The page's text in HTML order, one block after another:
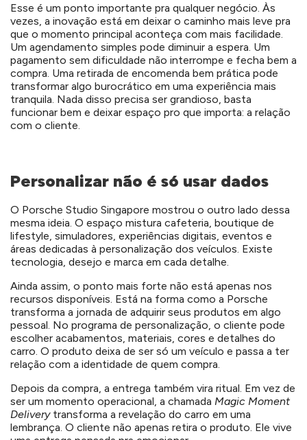
Esse é um ponto importante pra qualquer negócio. Às
vezes, a inovação está em deixar o caminho mais leve pra
que o momento principal aconteça com mais facilidade.
Um agendamento simples pode diminuir a espera. Um
pagamento sem dificuldade não interrompe e fecha bem a
compra. Uma retirada de encomenda bem prática pode
transformar algo burocrático em uma experiência mais
tranquila. Nada disso precisa ser grandioso, basta
funcionar bem e deixar espaço pro que importa: a relação
com o cliente.
Personalizar não é só usar dados
O Porsche Studio Singapore mostrou o outro lado dessa
mesma ideia. O espaço mistura cafeteria, boutique de
lifestyle, simuladores, experiências digitais, eventos e
áreas dedicadas à personalização dos veículos. Existe
tecnologia, desejo e marca em cada detalhe.
Ainda assim, o ponto mais forte não está apenas nos
recursos disponíveis. Está na forma como a Porsche
transforma a jornada de adquirir seus produtos em algo
pessoal. No programa de personalização, o cliente pode
escolher acabamentos, materiais, cores e detalhes do
carro. O produto deixa de ser só um veículo e passa a ter
relação com a identidade de quem compra.
Depois da compra, a entrega também vira ritual. Em vez de
ser um momento operacional, a chamada Magic Moment
Deliverytransforma a revelação do carro em uma
lembrança. O cliente não apenas retira o produto. Ele vive